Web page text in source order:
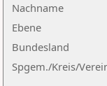
Nachname
Ebene
Bundesland
Spgem./Kreis/